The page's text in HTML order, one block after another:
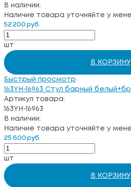
В наличии:
Наличие товара уточняйте у
52 200 руб.
шт
В КОРЗИНУ
Быстрый просмотр
163YH-16963 Стул барный
Артикул товара:
163YH-16963
В наличии:
Наличие товара уточняйте у
25 600 руб.
шт
В КОРЗИНУ